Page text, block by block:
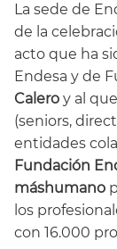
La sede de
de la
acto que ha
Endesa y de
Calero y al
(seniors,
entidades
Fundación
máshumano
los
con 16.000